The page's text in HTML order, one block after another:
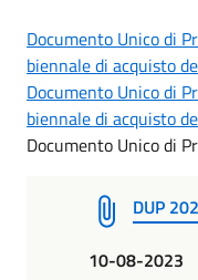
Documento Unico di
biennale di acquisto
Documento Unico di
biennale di acquisto
Documento Unico di
DUP
10-08-2023